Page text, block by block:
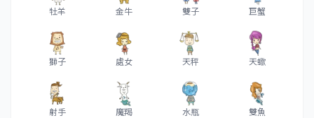
牡羊 金牛 雙子 巨蟹
獅子 處女 天秤 天蠍
射手 魔羯 水瓶 雙魚